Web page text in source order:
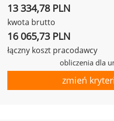
13 334,78 PLN
kwota brutto
16 065,73 PLN
łączny koszt pracodawcy
obliczenia dla
zmień